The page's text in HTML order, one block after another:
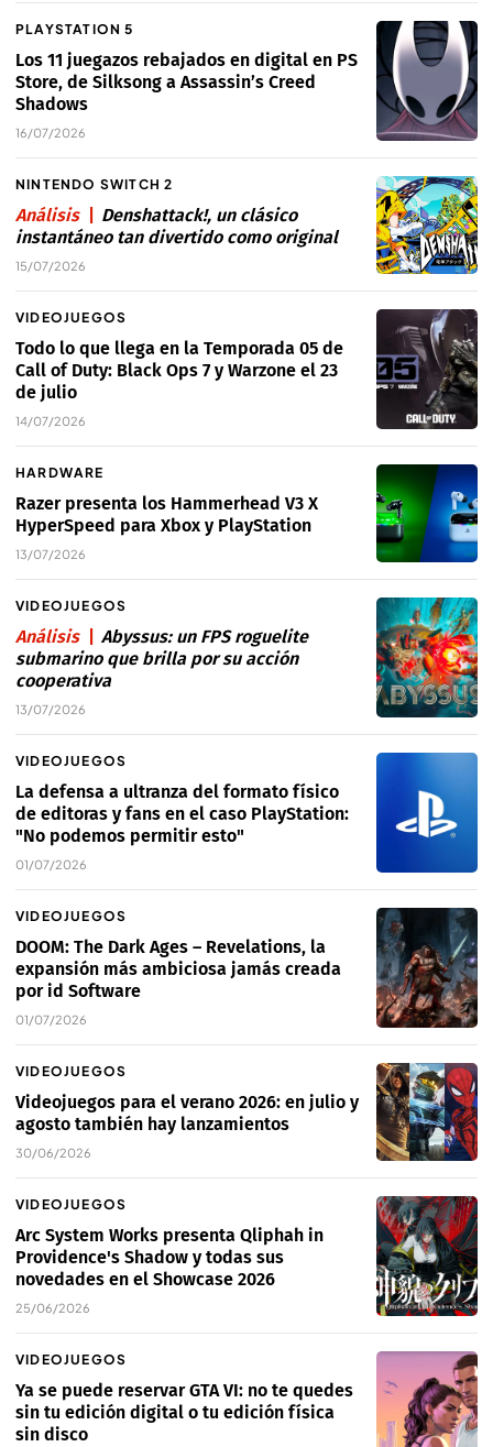
PLAYSTATION 5
Los 11 juegazos rebajados en digital en PS
Store, de Silksong a Assassin’s Creed
Shadows
16/07/2026
NINTENDO SWITCH 2
Análisis
Denshattack!, un clásico
instantáneo tan divertido como original
15/07/2026
VIDEOJUEGOS
Todo lo que llega en la Temporada 05 de
Call of Duty: Black Ops 7 y Warzone el 23
de julio
14/07/2026
HARDWARE
Razer presenta los Hammerhead V3 X
HyperSpeed para Xbox y PlayStation
13/07/2026
VIDEOJUEGOS
Análisis
Abyssus: un FPS roguelite
submarino que brilla por su acción
cooperativa
13/07/2026
VIDEOJUEGOS
La defensa a ultranza del formato físico
de editoras y fans en el caso PlayStation:
"No podemos permitir esto"
01/07/2026
VIDEOJUEGOS
DOOM: The Dark Ages – Revelations, la
expansión más ambiciosa jamás creada
por id Software
01/07/2026
VIDEOJUEGOS
Videojuegos para el verano 2026: en julio y
agosto también hay lanzamientos
30/06/2026
VIDEOJUEGOS
Arc System Works presenta Qliphah in
Providence's Shadow y todas sus
novedades en el Showcase 2026
25/06/2026
VIDEOJUEGOS
Ya se puede reservar GTA VI: no te quedes
sin tu edición digital o tu edición física
sin disco